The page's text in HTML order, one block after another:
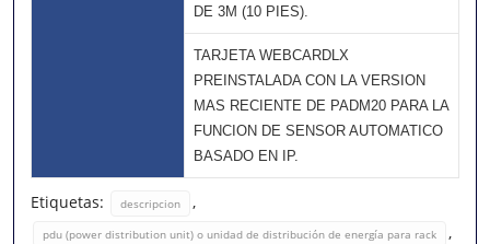
DE 3M (10 PIES).
TARJETA WEBCARDLX
PREINSTALADA CON LA VERSION
MAS RECIENTE DE PADM20 PARA LA
FUNCION DE SENSOR AUTOMATICO
BASADO EN IP.
Etiquetas: descripcion ,
pdu (power distribution unit) o unidad de distribución de energía para rack ,